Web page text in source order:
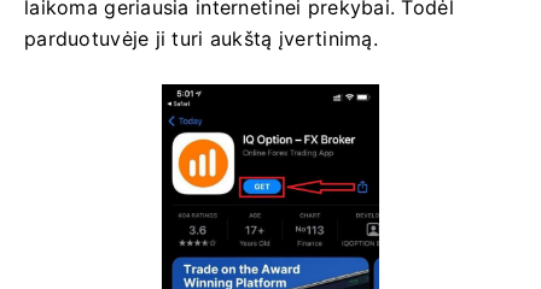
laikoma geriausia internetinei prekybai. Todėl
parduotuvėje ji turi aukštą įvertinimą.